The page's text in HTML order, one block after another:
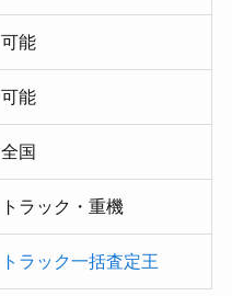
可能
可能
全国
トラック・重機
トラック一括査定王